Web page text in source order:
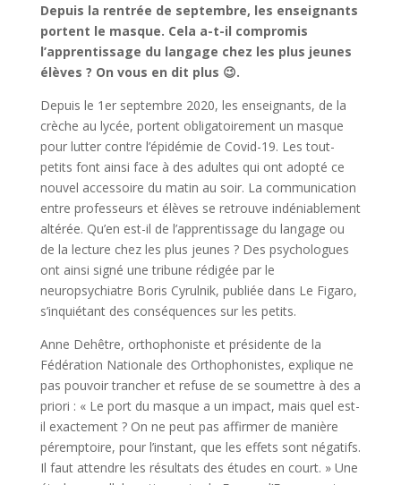
Depuis la rentrée de septembre, les enseignants
portent le masque. Cela a-t-il compromis
l’apprentissage du langage chez les plus jeunes
élèves ? On vous en dit plus 😉.
Depuis le 1er septembre 2020, les enseignants, de la
crèche au lycée, portent obligatoirement un masque
pour lutter contre l’épidémie de Covid-19. Les tout-
petits font ainsi face à des adultes qui ont adopté ce
nouvel accessoire du matin au soir. La communication
entre professeurs et élèves se retrouve indéniablement
altérée. Qu’en est-il de l’apprentissage du langage ou
de la lecture chez les plus jeunes ? Des psychologues
ont ainsi signé une tribune rédigée par le
neuropsychiatre Boris Cyrulnik, publiée dans Le Figaro,
s’inquiétant des conséquences sur les petits.
Anne Dehêtre, orthophoniste et présidente de la
Fédération Nationale des Orthophonistes, explique ne
pas pouvoir trancher et refuse de se soumettre à des a
priori : « Le port du masque a un impact, mais quel est-
il exactement ? On ne peut pas affirmer de manière
péremptoire, pour l’instant, que les effets sont négatifs.
Il faut attendre les résultats des études en court. » Une